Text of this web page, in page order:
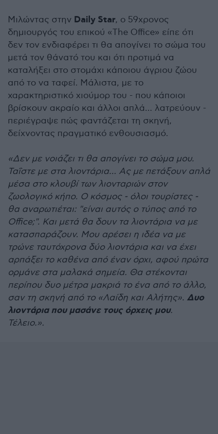
Μιλώντας στην Daily Star, ο 59χρονος
δημιουργός του επικού «The Office» είπε ότι
δεν τον ενδιαφέρει τι θα απογίνει το σώμα του
μετά τον θάνατό του και ότι προτιμά να
καταλήξει στο στομάχι κάποιου άγριου ζώου
από το να ταφεί. Μάλιστα, με το
χαρακτηριστικό χιούμορ του - που κάποιοι
βρίσκουν ακραίο και άλλοι απλά... λατρεύουν -
περιέγραψε πώς φαντάζεται τη σκηνή,
δείχνοντας πραγματικό ενθουσιασμό.
«Δεν με νοιάζει τι θα απογίνει το σώμα μου.
Ταΐστε με στα λιοντάρια... Ας με πετάξουν απλά
μέσα στο κλουβί των λιονταριών στον
ζωολογικό κήπο. Ο κόσμος - όλοι τουρίστες -
θα αναρωτιέται: "είναι αυτός ο τύπος από το
Office;". Και μετά θα δουν τα λιοντάρια να με
κατασπαράζουν. Μου αρέσει η ιδέα να με
τρώνε ταυτόχρονα δύο λιοντάρια και να έχει
αρπάξει το καθένα από έναν όρχι, αφού πρώτα
ορμάνε στα μαλακά σημεία. Θα στέκονται
περίπου δυο μέτρα μακριά το ένα από το άλλο,
σαν τη σκηνή από το «Λαίδη και Αλήτης». Δυο
λιοντάρια που μασάνε τους όρχεις μου.
Τέλειο.».